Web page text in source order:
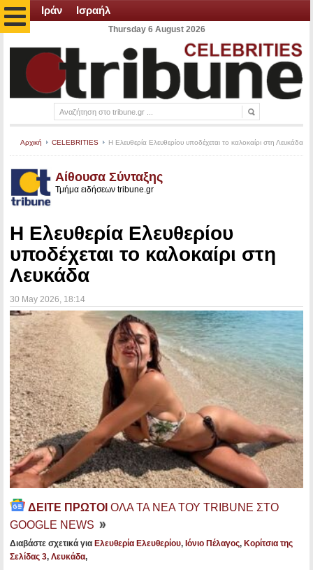
Ιράν Ισραήλ
Thursday 6 August 2026
Αρχική CELEBRITIES Η Ελευθερία Ελευθερίου υποδέχεται το καλοκαίρι στη Λευκάδα
Αίθουσα Σύνταξης
Τμήμα ειδήσεων tribune.gr
Η Ελευθερία Ελευθερίου
υποδέχεται το καλοκαίρι στη
Λευκάδα
30 May 2026 , 18:14
ΔΕΙΤΕ ΠΡΩΤΟΙ ΟΛΑ ΤΑ ΝΕΑ ΤΟΥ TRIBUNE ΣΤΟ
GOOGLE NEWS
Διαβάστε σχετικά για Ελευθερία Ελευθερίου, Ιόνιο Πέλαγος, Κορίτσια της
Σελίδας 3, Λευκάδα,